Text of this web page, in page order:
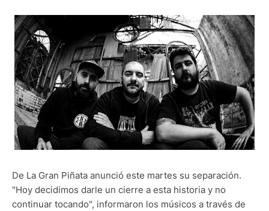
De La Gran Piñata anunció este martes su separación.
"Hoy decidimos darle un cierre a esta historia y no
continuar tocando", informaron los músicos a través de